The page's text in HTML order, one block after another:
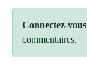
Connectez-vous
commentaires.